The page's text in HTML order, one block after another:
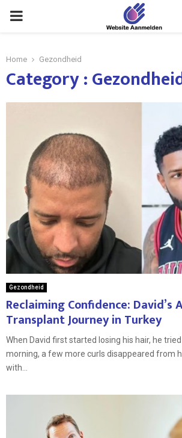
PRIMARY
Home Gezondheid
Category :
Gezondheid
Reclaiming Confidence: David’s
Transplant Journey in Turkey
When David first started losing his hair, he
morning, a few more curls disappeared from
with...